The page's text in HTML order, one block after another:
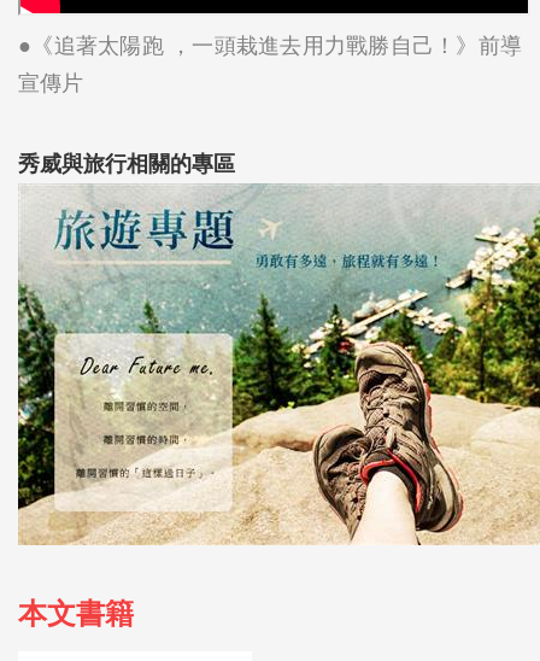
●《追著太陽跑 ，一頭栽進去用力戰勝自己！》前導
宣傳片
秀威與旅行相關的專區
本文書籍